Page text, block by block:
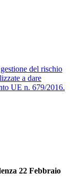
del rischio
a dare
UE n. 679/2016.
22 Febbraio